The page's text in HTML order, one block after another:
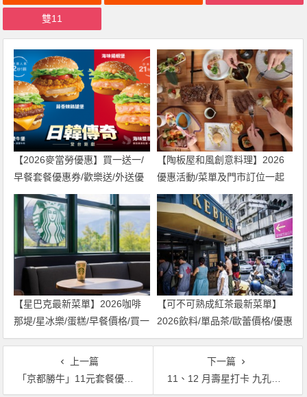
雙11
【2026麥當勞優惠】買一送一/
早餐套餐優惠券/歡樂送/外送優
惠/菜單整理
【陶板屋和風創意料理】2026
優惠活動/菜單及門市訂位一起
看！
【星巴克最新菜單】2026咖啡
那堤/星冰樂/蛋糕/早餐價格/買一
送一整理
【可不可熟成紅茶最新菜單】
2026飲料/單品茶/歐蕾價格/優惠
活動整理
上一篇
「京都勝牛」11元套餐優惠有肉也有鍋，單身心冷還是要吃得飽飽！
下一篇
11、12 月壽星打卡 九孔鮑魚吃到飽！馬辣火鍋年底前吃一波！